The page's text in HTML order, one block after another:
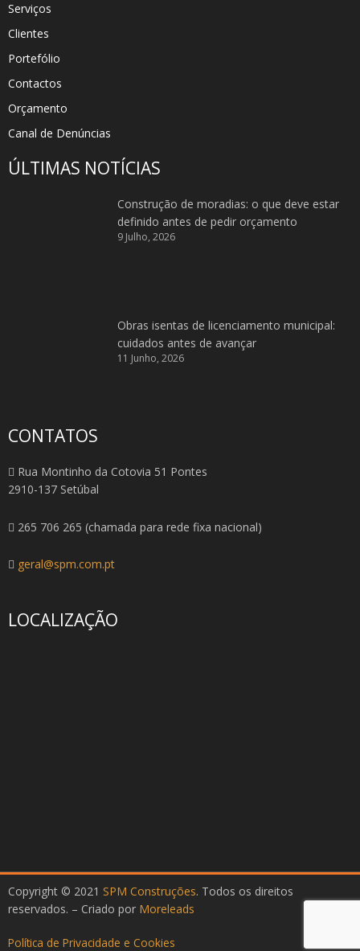
Serviços
Clientes
Portefólio
Contactos
Orçamento
Canal de Denúncias
ÚLTIMAS NOTÍCIAS
Construção de moradias: o que deve estar
definido antes de pedir orçamento
9 Julho, 2026
Obras isentas de licenciamento municipal:
cuidados antes de avançar
11 Junho, 2026
CONTATOS
Rua Montinho da Cotovia 51 Pontes
2910-137 Setúbal
265 706 265 (chamada para rede fixa nacional)
geral@spm.com.pt
LOCALIZAÇÃO
Copyright © 2021 SPM Construções. Todos os direitos
reservados. – Criado por Moreleads
Política de Privacidade e Cookies